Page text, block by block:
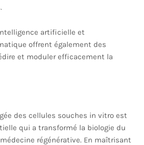
artificielle et
offrent également des
et moduler efficacement la
des cellules souches in vitro est
qui a transformé la biologie du
régénérative. En maîtrisant